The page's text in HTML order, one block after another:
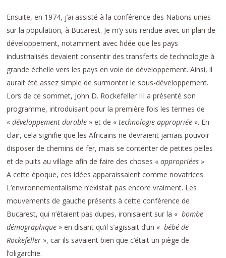
Ensuite, en 1974, j’ai assisté à la conférence des Nations unies
sur la population, à Bucarest. Je m’y suis rendue avec un plan de
développement, notamment avec l’idée que les pays
industrialisés devaient consentir des transferts de technologie à
grande échelle vers les pays en voie de développement. Ainsi, il
aurait été assez simple de surmonter le sous-développement.
Lors de ce sommet, John D. Rockefeller III a présenté son
programme, introduisant pour la première fois les termes de
«développement durable » et de «technologie appropriée ». En
clair, cela signifie que les Africains ne devraient jamais pouvoir
disposer de chemins de fer, mais se contenter de petites pelles
et de puits au village afin de faire des choses «appropriées ».
A cette époque, ces idées apparaissaient comme novatrices.
L’environnementalisme n’existait pas encore vraiment. Les
mouvements de gauche présents à cette conférence de
Bucarest, qui n’étaient pas dupes, ironisaient sur la « bombe
démographique » en disant qu’il s’agissait d’un « bébé de
Rockefeller », car ils savaient bien que c’était un piège de
l’oligarchie.